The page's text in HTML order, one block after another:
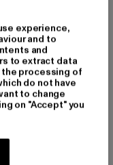
experience,
and to
and
to extract data
the processing of
do not have
to change
on "Accept" you